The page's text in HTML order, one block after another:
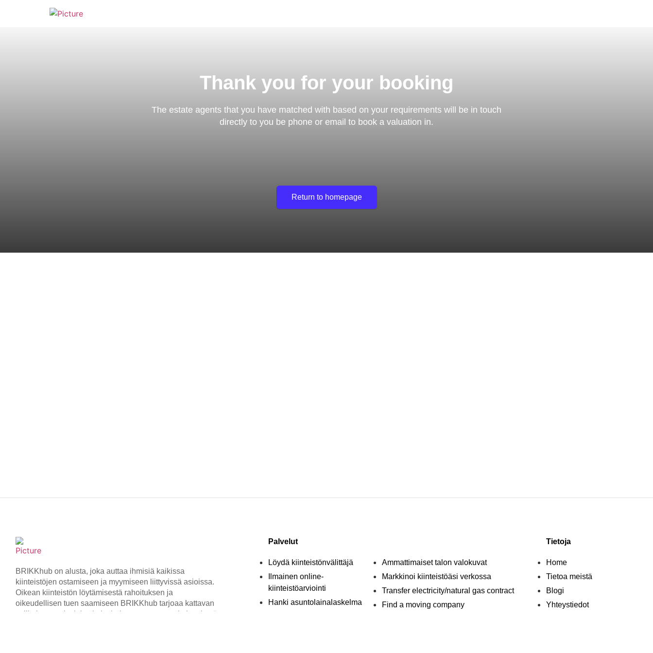
Thank you for your booking
The estate agents that you have matched with based on your requirements will be in touch
directly to you be phone or email to book a valuation in.
Return to homepage
BRIKKhub on alusta, joka auttaa ihmisiä kaikissa
kiinteistöjen ostamiseen ja myymiseen liittyvissä asioissa.
Oikean kiinteistön löytämisestä rahoituksen ja
oikeudellisen tuen saamiseen BRIKKhub tarjoaa kattavan
valikoiman palveluita, jotka helpottavat prosessia ja tekevät
Palvelut
Löydä kiinteistönvälittäjä
Ilmainen online-
kiinteistöarviointi
Hanki asuntolainalaskelma
Ammattimaiset talon valokuvat
Markkinoi kiinteistöäsi verkossa
Transfer electricity/natural gas contract
Find a moving company
Tietoja
Home
Tietoa meistä
Blogi
Yhteystiedot